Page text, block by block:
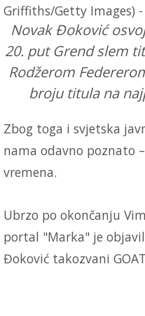
Novak Đoković
20. put Grend slem
Rodžerom
broju titula na
Zbog toga i svjetska
nama odavno poznato
vremena.
Ubrzo po okončanju
portal "Marka" je
Đoković takozvani